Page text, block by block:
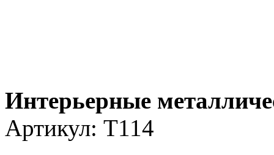
Интерьерные
Артикул: T114